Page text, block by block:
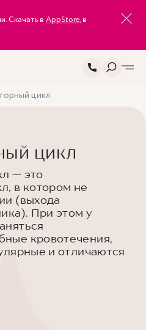
Скачать в AppStore, в
цикл
цикл
— это
в котором не
(выхода
При этом у
кровотечения,
и отличаются